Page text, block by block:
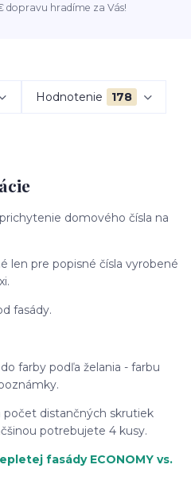
dopravu hradíme za Vás!
Hodnotenie 178
domového čísla na
len pre popisné čísla vyrobené
fasády.
farby podľa želania - farbu
distančných skrutiek
potrebujete 4 kusy.
fasády ECONOMY vs.